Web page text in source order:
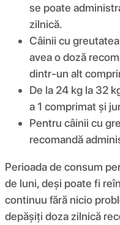
se poate
zilnică.
Câinii cu
avea o doză
dintr-un alt
De la 24 kg la 32
a 1 comprimat și
Pentru câinii cu
recomandă
Perioada de consum
de luni, deși poate fi
continuu fără nicio
depășiți doza zilnică